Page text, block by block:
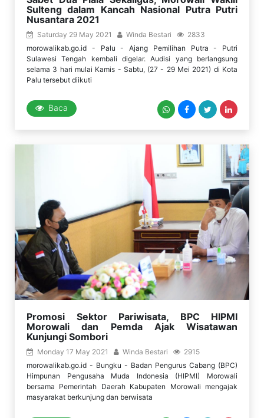
Sulteng dalam Kancah Nasional Putra Putri
Nusantara 2021
Saturday 29 May 2021 Winda Bestari
2833
morowalikab.go.id - Palu - Ajang Pemilihan Putra - Putri
Sulawesi Tengah kembali digelar. Audisi yang berlangsung
selama 3 hari mulai Kamis - Sabtu, (27 - 29 Mei 2021) di Kota
Palu tersebut diikuti
Baca
Promosi Sektor Pariwisata, BPC HIPMI
Morowali dan Pemda Ajak Wisatawan
Kunjungi Sombori
Monday 17 May 2021 Winda Bestari
2915
morowalikab.go.id - Bungku - Badan Pengurus Cabang (BPC)
Himpunan Pengusaha Muda Indonesia (HIPMI) Morowali
bersama Pemerintah Daerah Kabupaten Morowali mengajak
masyarakat berkunjung dan berwisata